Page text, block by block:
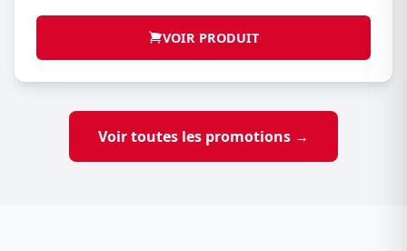
VOIR PRODUIT
Voir toutes les promotions →